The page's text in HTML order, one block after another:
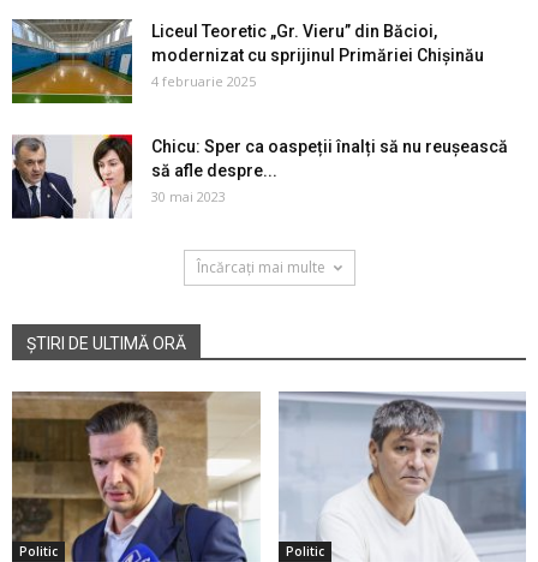
Liceul Teoretic „Gr. Vieru” din Băcioi,
modernizat cu sprijinul Primăriei Chișinău
4 februarie 2025
Chicu: Sper ca oaspeții înalți să nu reușească
să afle despre...
30 mai 2023
Încărcați mai multe
ȘTIRI DE ULTIMĂ ORĂ
Politic Politic